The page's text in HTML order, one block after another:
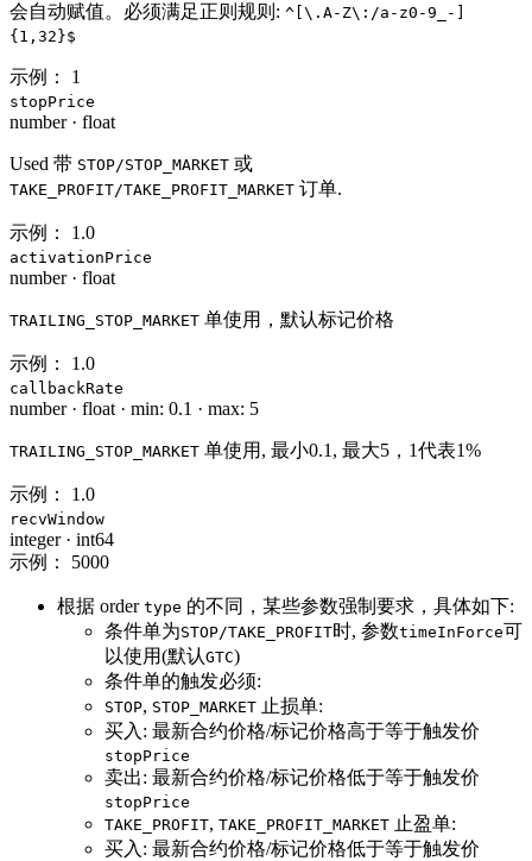
会自动赋值。必须满足正则规则: ^[\.A-Z\:/a-z0-9_-]
{1,32}$
示例： 1
stopPrice
number· float
Used 带 STOP/STOP_MARKET 或
TAKE_PROFIT/TAKE_PROFIT_MARKET 订单.
示例： 1.0
activationPrice
number· float
TRAILING_STOP_MARKET 单使用，默认标记价格
示例： 1.0
callbackRate
number· float· min: 0.1 · max: 5
TRAILING_STOP_MARKET 单使用, 最小0.1, 最大5，1代表1%
示例： 1.0
recvWindow
integer· int64
示例：
5000
根据 order type 的不同，某些参数强制要求，具体如下:
条件单为STOP/TAKE_PROFIT时, 参数timeInForce 可
以使用(默认GTC)
条件单的触发必须:
STOP, STOP_MARKET 止损单:
买入: 最新合约价格/标记价格高于等于触发价
stopPrice
卖出: 最新合约价格/标记价格低于等于触发价
stopPrice
TAKE_PROFIT, TAKE_PROFIT_MARKET 止盈单:
买入: 最新合约价格/标记价格低于等于触发价